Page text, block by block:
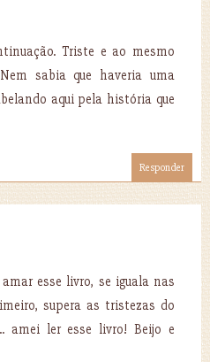
Triste e ao mesmo
sabia que haveria uma
aqui pela história que
Responder
esse livro, se iguala nas
supera as tristezas do
amei ler esse livro! Beijo e